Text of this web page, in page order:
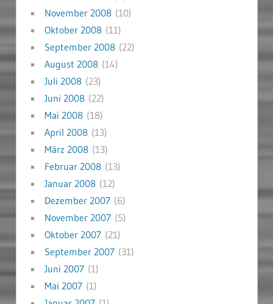
November 2008(10)
Oktober 2008(11)
September 2008(22)
August 2008(14)
Juli 2008(23)
Juni 2008(22)
Mai 2008(18)
April 2008(13)
März 2008(13)
Februar 2008(13)
Januar 2008(12)
Dezember 2007(6)
November 2007(5)
Oktober 2007(21)
September 2007(31)
Juni 2007(1)
Mai 2007(1)